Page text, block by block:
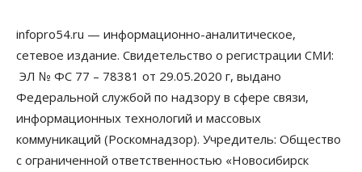
школах Новосибирской области введут
инициативное бюджетирование
07 Августа 2026, 11:00
Общество Право&Порядок
В Новосибирске руководителя отдела полиции
заключили под стражу
07 Августа 2026, 10:15
infopro54.ru — информационно-аналитическое,
сетевое издание. Свидетельство о регистрации СМИ:
ЭЛ № ФС 77 – 78381 от 29.05.2020 г, выдано
Федеральной службой по надзору в сфере связи,
информационных технологий и массовых
коммуникаций (Роскомнадзор). Учредитель: Общество
с ограниченной ответственностью «Новосибирск